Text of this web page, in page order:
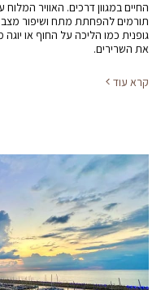
החיים במגוון דרכים. האוויר המלוח
תורמים להפחתת מתח ושיפור מצב
גופנית כמו הליכה על החוף או
את השרירים.
קרא עוד